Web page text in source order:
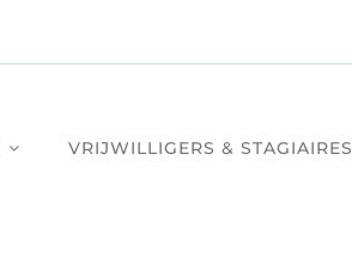
VRIJWILLIGERS & STAGIAIRES